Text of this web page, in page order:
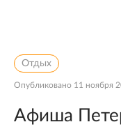
Отдых
Опубликовано 11 ноября
Афиша